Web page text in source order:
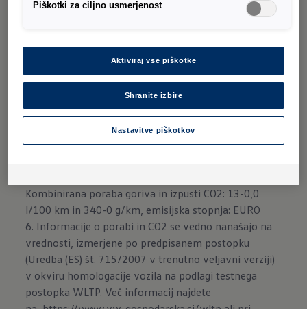
razume. Možna je celo uporaba prostih
ukazi niso več potrebni.
Na voljo z infotainment paketom.
Kombinirana poraba goriva in izpusti CO2: 13-0,0
l/100 km in 340-0 g/km, emisijska stopnja: EURO
6. Informacije o porabi in CO2 se vedno nanašajo na
vrednosti, izmerjene po predpisanem postopku
(Uredba (ES) št. 715/2007 v trenutno veljavni verziji)
v okviru homologacije vozila na podlagi testnega
postopka WLTP. Več informacij najdete
Piškotki za ciljno usmerjenost
Aktiviraj vse piškotke
Shranite izbire
Nastavitve piškotkov